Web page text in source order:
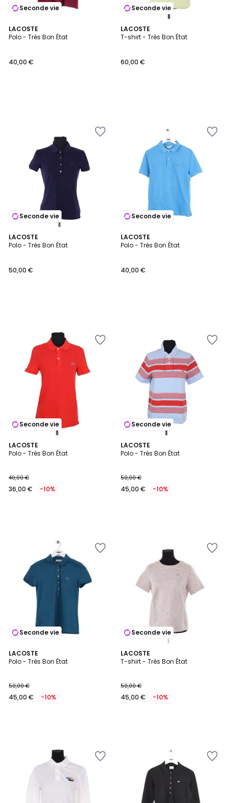
Seconde vie
LACOSTE
Polo - Très Bon État
40,00 €
Seconde vie
LACOSTE
T-shirt - Très Bon État
60,00 €
Seconde vie
LACOSTE
Polo - Très Bon État
50,00 €
Seconde vie
LACOSTE
Polo - Très Bon État
40,00 €
Seconde vie
LACOSTE
Polo - Très Bon État
40,00 €
36,00 € -10%
Seconde vie
LACOSTE
Polo - Très Bon État
50,00 €
45,00 € -10%
Seconde vie
LACOSTE
Polo - Très Bon État
50,00 €
45,00 € -10%
Seconde vie
LACOSTE
T-shirt - Très Bon État
50,00 €
45,00 € -10%